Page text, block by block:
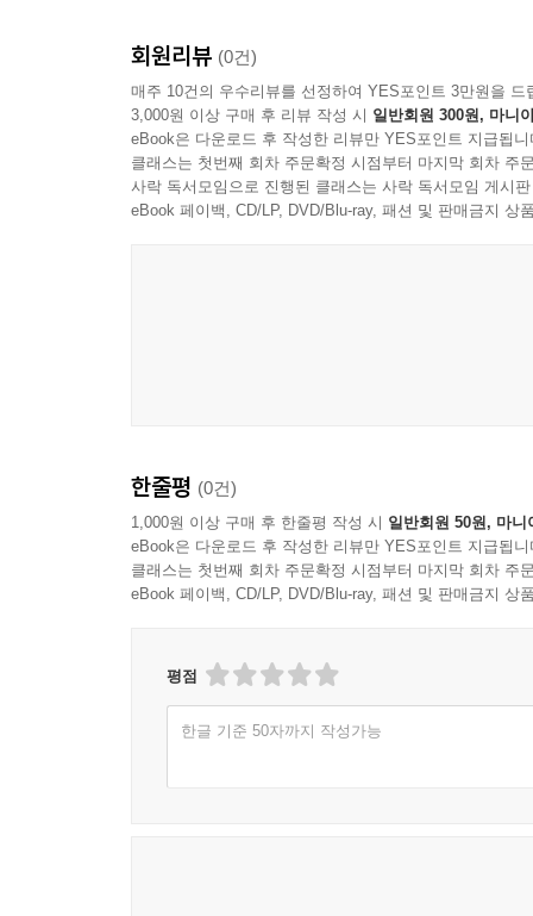
회원리뷰 (0건)
매주 10건의 우수리뷰를 선정하여 YES포인트 3만원을 드
3,000원 이상 구매 후 리뷰 작성 시 일반회원 300원, 마니
eBook은 다운로드 후 작성한 리뷰만 YES포인트 지급됩니
클래스는 첫번째 회차 주문확정 시점부터 마지막 회차 주
사락 독서모임으로 진행된 클래스는 사락 독서모임 게시
eBook 페이백, CD/LP, DVD/Blu-ray, 패션 및 판매금지 상
한줄평 (0건)
1,000원 이상 구매 후 한줄평 작성 시 일반회원 50원, 마니
eBook은 다운로드 후 작성한 리뷰만 YES포인트 지급됩니
클래스는 첫번째 회차 주문확정 시점부터 마지막 회차 주
eBook 페이백, CD/LP, DVD/Blu-ray, 패션 및 판매금지 상
평점
한글 기준 50자까지 작성가능